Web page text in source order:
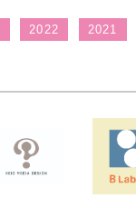
2022 2021